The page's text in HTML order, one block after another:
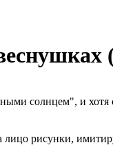
солнцем", и хотя
рисунки,